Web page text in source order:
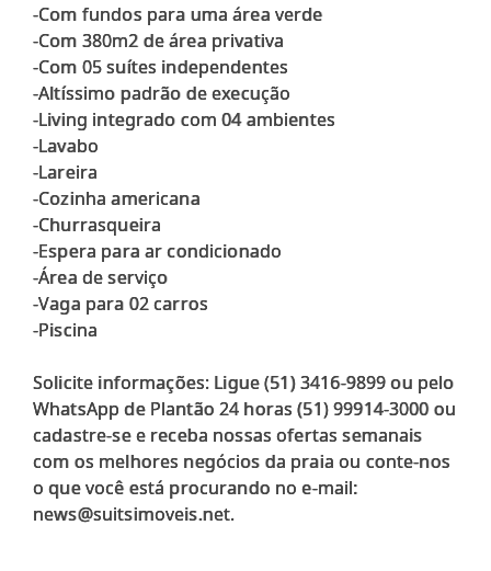
-Com fundos para uma área verde
-Com 380m2 de área privativa
-Com 05 suítes independentes
-Altíssimo padrão de execução
-Living integrado com 04 ambientes
-Lavabo
-Lareira
-Cozinha americana
-Churrasqueira
-Espera para ar condicionado
-Área de serviço
-Vaga para 02 carros
-Piscina
Solicite informações: Ligue (51) 3416-9899 ou pelo
WhatsApp de Plantão 24 horas (51) 99914-3000 ou
cadastre-se e receba nossas ofertas semanais
com os melhores negócios da praia ou conte-nos
o que você está procurando no e-mail: